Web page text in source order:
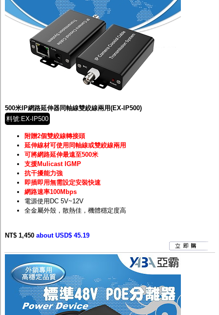
500米IP網路延伸器同軸線雙絞線兩用(EX-IP500)
料號:EX-IP500
附贈2個雙絞線轉接頭
延伸線材可使用同軸線或雙絞線兩用
可將網路延伸最遠至500米
支援Mulicast IGMP
抗干擾能力強
即插即用無需設定安裝快速
網路速率100Mbps
電源使用DC 5V~12V
全金屬外殼，散熱佳，機體穩定度高
NT$ 1,450 about USD$ 45.19